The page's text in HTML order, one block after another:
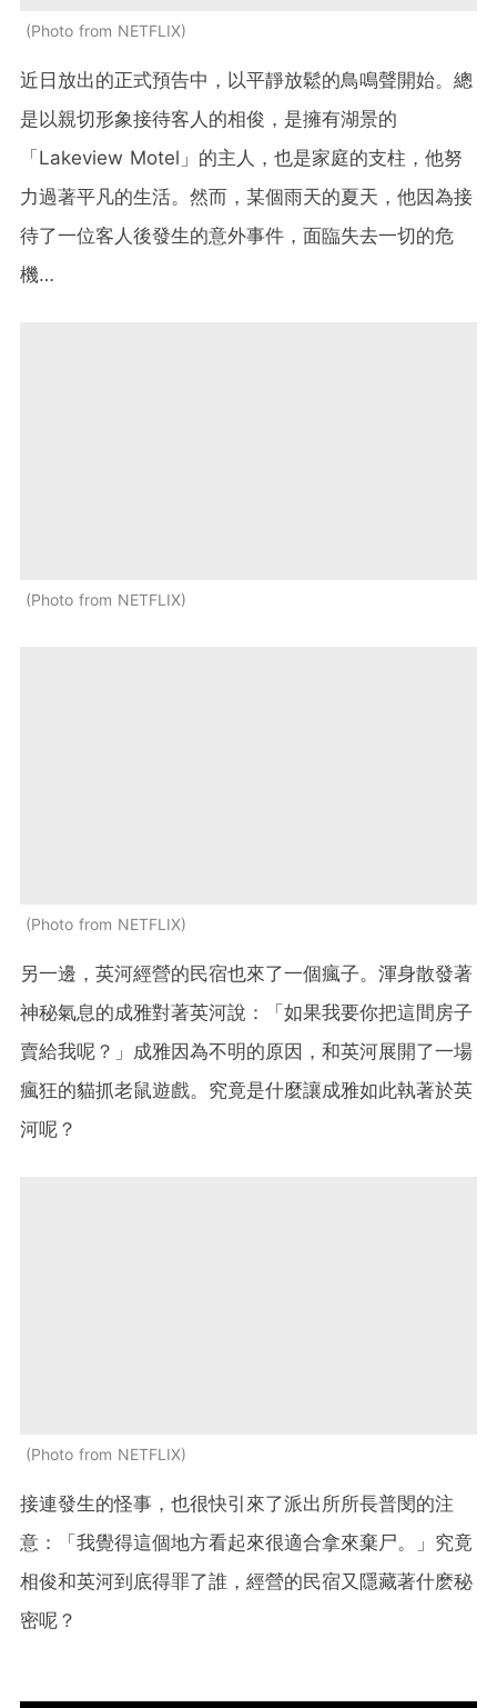
Photo from NETFLIX
近日放出的正式預告中，以平靜放鬆的鳥鳴聲開始。總
是以親切形象接待客人的相俊，是擁有湖景的
「Lakeview Motel」的主人，也是家庭的支柱，他努
力過著平凡的生活。然而，某個雨天的夏天，他因為接
待了一位客人後發生的意外事件，面臨失去一切的危
機…
Photo from NETFLIX
Photo from NETFLIX
另一邊，英河經營的民宿也來了一個瘋子。渾身散發著
神秘氣息的成雅對著英河說：「如果我要你把這間房子
賣給我呢？」成雅因為不明的原因，和英河展開了一場
瘋狂的貓抓老鼠遊戲。究竟是什麼讓成雅如此執著於英
河呢？
Photo from NETFLIX
接連發生的怪事，也很快引來了派出所所長普閔的注
意：「我覺得這個地方看起來很適合拿來棄尸。」究竟
相俊和英河到底得罪了誰，經營的民宿又隱藏著什麽秘
密呢？